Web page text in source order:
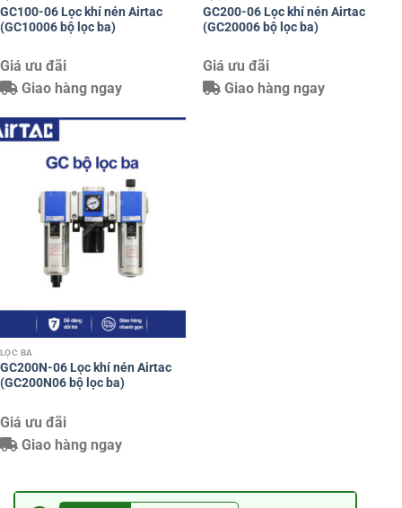
GC100-06 Lọc khí nén Airtac
(GC10006 bộ lọc ba)
Giá ưu đãi
Giao hàng ngay
GC200-06 Lọc khí nén Airtac
(GC20006 bộ lọc ba)
Giá ưu đãi
Giao hàng ngay
LỌC BA
GC200N-06 Lọc khí nén Airtac
(GC200N06 bộ lọc ba)
Giá ưu đãi
Giao hàng ngay